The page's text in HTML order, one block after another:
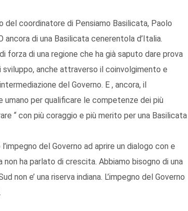
del coordinatore di Pensiamo Basilicata, Paolo
di una Basilicata cenerentola d’Italia.
forza di una regione che ha già saputo dare prova
anche attraverso il coinvolgimento e
del Governo. E , ancora, il
per qualificare le competenze dei più
“ con più coraggio e più merito per una Basilicata
del Governo ad aprire un dialogo con e
ha parlato di crescita. Abbiamo bisogno di una
e’ una riserva indiana. L’impegno del Governo